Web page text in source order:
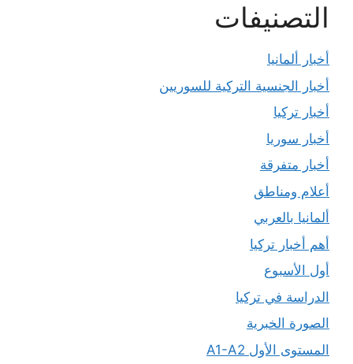
التصنيفات
أخبار ألمانيا
أخبار الجنسية التركية للسوريين
أخبار تركيا
أخبار سوريا
أخبار متفرقة
أعلام ومناطق
ألمانيا بالعربي
أهم أخبار تركيا
أول الأسبوع
الدراسة في تركيا
الصورة الخبرية
المستوى الأول A1-A2